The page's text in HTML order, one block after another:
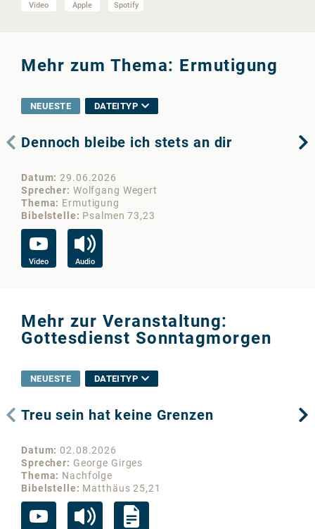
Video Apple Spotify
Mehr zum Thema: Ermutigung
NEUESTE DATEITYP
Dennoch bleibe ich stets an dir
Datum 29.06.2026
Sprecher
Wolfgang Wegert
Thema
Ermutigung
Bibelstelle
Psalmen 73,23
Video Audio
Mehr zur Veranstaltung:
Gottesdienst Sonntagmorgen
NEUESTE DATEITYP
Treu sein hat keine Grenzen
Datum 02.08.2026
Sprecher
George Girges
Thema
Nachfolge
Bibelstelle
Matthäus 25,21